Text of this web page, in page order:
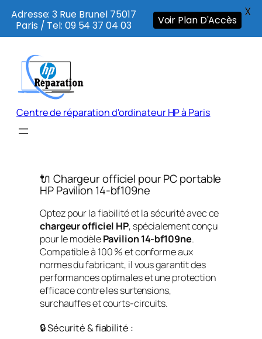
contenu
Centre de réparation d'ordinateur HP à Paris
🔌 Chargeur officiel pour PC portable
HP Pavilion 14-bf109ne
Optez pour la fiabilité et la sécurité avec ce
chargeur officiel HP, spécialement conçu
pour le modèlePavilion 14-bf109ne.
Compatible à 100 % et conforme aux
normes du fabricant, il vous garantit des
performances optimales et une protection
efficace contre les surtensions,
surchauffes et courts-circuits.
🔒 Sécurité & fiabilité :
Adresse: 3 Rue Brunel 75017
Paris / Tel: 09 54 37 04 03
Voir Plan D'Accès
X